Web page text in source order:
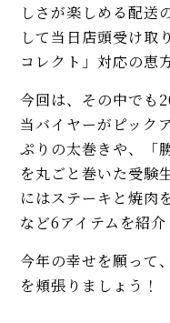
しさが楽しめる配送
して当日店頭受け取
コレクト」対応の恵
今回は、その中でも
当バイヤーがピック
ぷりの太巻きや、「
を丸ごと巻いた受験
にはステーキと焼肉
など6アイテムを紹介
今年の幸せを願って
を頬張りましょう！